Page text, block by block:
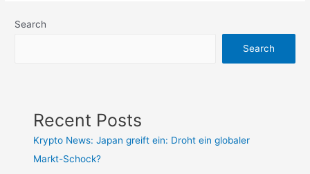
Search
Search
Recent Posts
Krypto News: Japan greift ein: Droht ein globaler
Markt-Schock?